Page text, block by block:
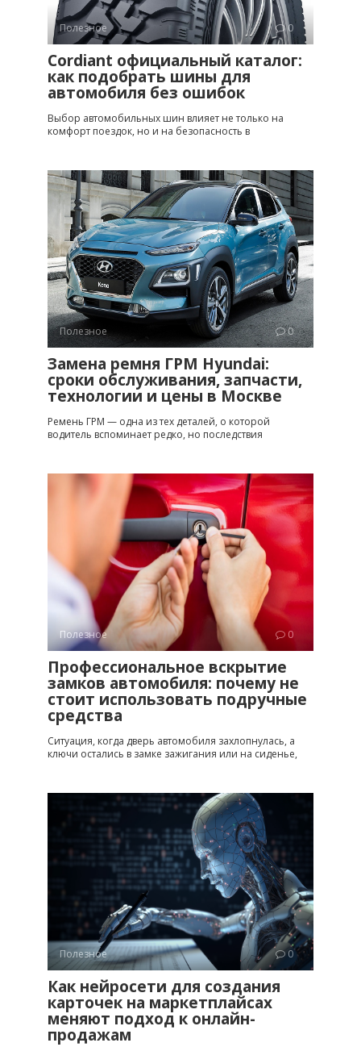
Полезное 0
Cordiant официальный каталог:
как подобрать шины для
автомобиля без ошибок
Выбор автомобильных шин влияет не только на
комфорт поездок, но и на безопасность в
Полезное 0
Замена ремня ГРМ Hyundai:
сроки обслуживания, запчасти,
технологии и цены в Москве
Ремень ГРМ — одна из тех деталей, о которой
водитель вспоминает редко, но последствия
Полезное 0
Профессиональное вскрытие
замков автомобиля: почему не
стоит использовать подручные
средства
Ситуация, когда дверь автомобиля захлопнулась, а
ключи остались в замке зажигания или на сиденье,
Полезное 0
Как нейросети для создания
карточек на маркетплайсах
меняют подход к онлайн-
продажам